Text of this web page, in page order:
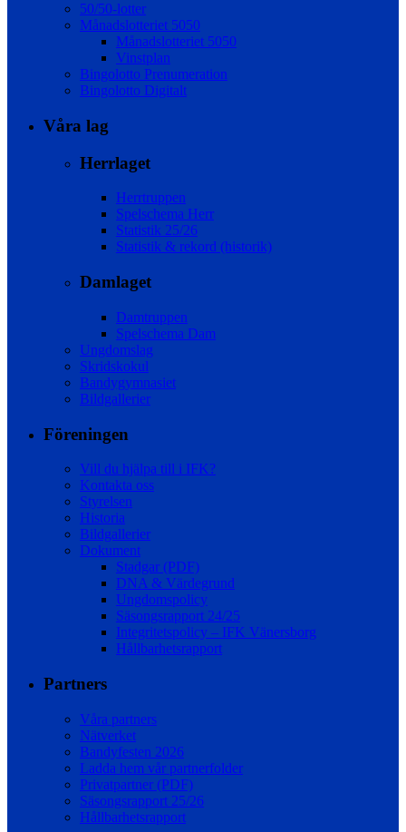
50/50-lotter
Månadslotteriet 5050
Månadslotteriet 5050
Vinstplan
Bingolotto Prenumeration
Bingolotto Digitalt
Våra lag
Herrlaget
Herrtruppen
Spelschema Herr
Statistik 25/26
Statistik & rekord (historik)
Damlaget
Damtruppen
Spelschema Dam
Ungdomslag
Skridskokul
Bandygymnasiet
Bildgallerier
Föreningen
Vill du hjälpa till i IFK?
Kontakta oss
Styrelsen
Historia
Bildgallerier
Dokument
Stadgar (PDF)
DNA & Värdegrund
Ungdomspolicy
Säsongsrapport 24/25
Integritetspolicy – IFK Vänersborg
Hållbarhetsrapport
Partners
Våra partners
Nätverket
Bandyfesten 2026
Ladda hem vår partnerfolder
Privatpartner (PDF)
Säsongsrapport 25/26
Hållbarhetsrapport